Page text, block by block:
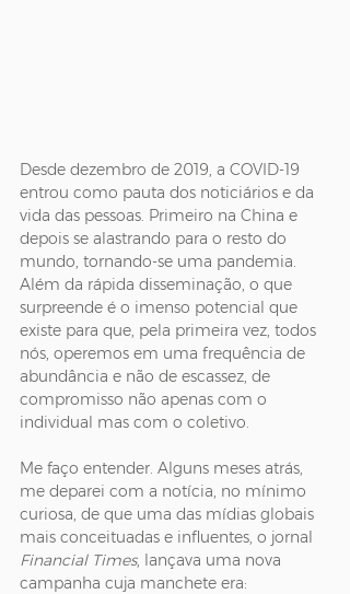
Desde dezembro de 2019, a COVID-19
entrou como pauta dos noticiários e da
vida das pessoas. Primeiro na China e
depois se alastrando para o resto do
mundo, tornando-se uma pandemia.
Além da rápida disseminação, o que
surpreende é o imenso potencial que
existe para que, pela primeira vez, todos
nós, operemos em uma frequência de
abundância e não de escassez, de
compromisso não apenas com o
individual mas com o coletivo.
Me faço entender. Alguns meses atrás,
me deparei com a notícia, no mínimo
curiosa, de que uma das mídias globais
mais conceituadas e influentes, o jornal
Financial Times, lançava uma nova
campanha cuja manchete era: